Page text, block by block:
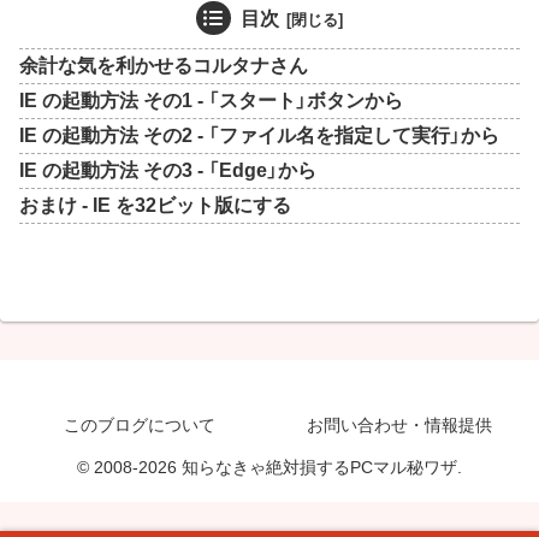
目次
余計な気を利かせるコルタナさん
IE の起動方法 その1 - 「スタート」ボタンから
IE の起動方法 その2 - 「ファイル名を指定して実行」から
IE の起動方法 その3 - 「Edge」から
おまけ - IE を32ビット版にする
このブログについて お問い合わせ・情報提供
© 2008-2026 知らなきゃ絶対損するPCマル秘ワザ.